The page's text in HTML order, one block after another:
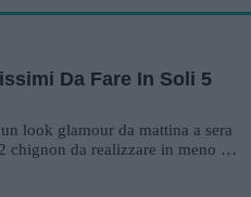
Da Fare In Soli 5
look glamour da mattina a sera
chignon da realizzare in meno di